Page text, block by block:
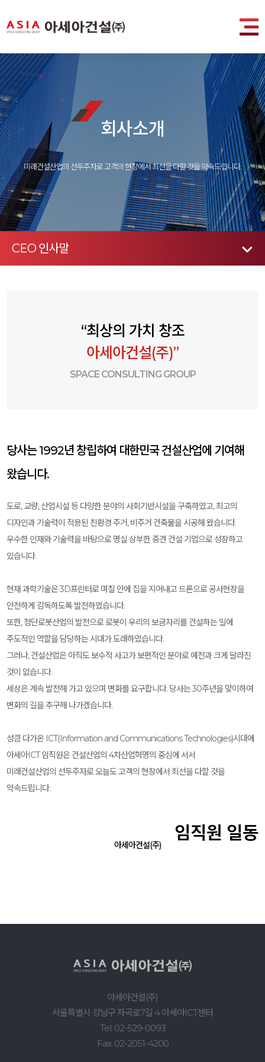
회사소개
미래건설산업의 선두주자로 고객의 현장에서 최선을 다할 것을 약속드립니다.
CEO 인사말
“최상의 가치 창조
아세아건설(주)”
SPACE CONSULTING GROUP
당사는 1992년 창립하여 대한민국 건설산업에 기여해
왔습니다.
도로, 교량, 산업시설 등 다양한 분야의 사회기반시설을 구축하였고, 최고의
디자인과 기술력이 적용된 친환경 주거, 비주거 건축물을 시공해 왔습니다.
우수한 인재와 기술력을 바탕으로 명실 상부한 중견 건설 기업으로 성장하고
있습니다.
현재 과학기술은 3D프린터로 며칠 안에 집을 지어내고 드론으로 공사현장을
안전하게 감독하도록 발전하였습니다.
또한, 첨단로봇산업의 발전으로 로봇이 우리의 보금자리를 건설하는 일에
주도적인 역할을 담당하는 시대가 도래하였습니다.
그러나, 건설산업은 아직도 보수적 사고가 보편적인 분야로 예전과 크게 달라진
것이 없습니다.
세상은 계속 발전해 가고 있으며 변화를 요구합니다. 당사는 30주년을 맞이하여
변화의 길을 추구해 나가겠습니다.
성큼 다가온 ICT(Information and Communications Technologies)시대에
아세아ICT 임직원은 건설산업의 4차산업혁명의 중심에 서서
미래건설산업의 선두주자로 오늘도 고객의 현장에서 최선을 다할 것을
약속드립니다.
아세아건설(주)
임직원 일동
아세아건설(주)
서울특별시 강남구 자곡로7길 4 아세아ICT센터
Tel. 02-529-0093
Fax. 02-2051-4200